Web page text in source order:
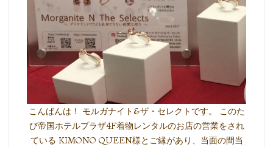
こんばんは！ モルガナイト&ザ・セレクトです。 このた
び帝国ホテルプラザ4F着物レンタルのお店の営業をされ
ている KIMONO QUEEN様とご縁があり、当面の間当